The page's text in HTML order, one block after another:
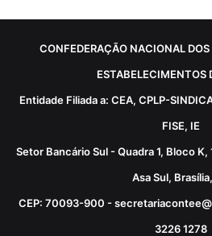
CONFEDERAÇÃO NACIONAL
ESTABELECIMENTOS
Entidade Filiada a: CEA, CPLP-
FISE, IE
Setor Bancário Sul - Quadra 1, Bloco K,
Asa Sul,
CEP: 70093-900 -
3226 1278